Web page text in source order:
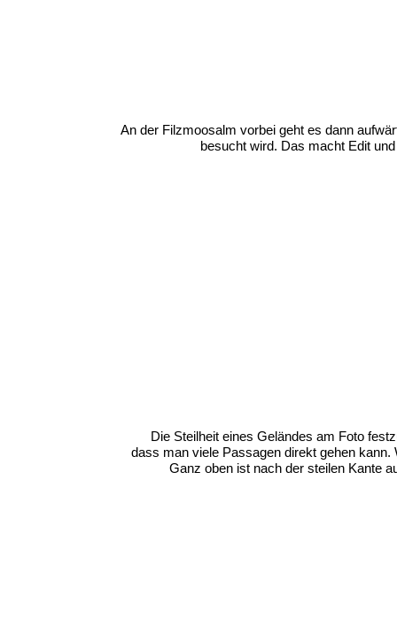
An der Filzmoosalm vorbei geht es dann
besucht wird. Das macht Edit
Die Steilheit eines Geländes am Foto
dass man viele Passagen direkt gehen
Ganz oben ist nach der steilen Kante